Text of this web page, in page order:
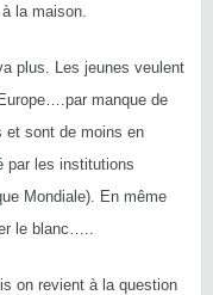
la maison.
plus. Les jeunes veulent
manque de
et sont de moins en
par les institutions
Mondiale). En même
le blanc…..
on revient à la question